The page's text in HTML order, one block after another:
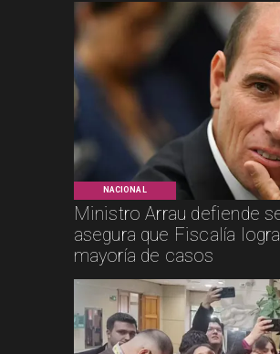
NACIONAL
Ministro Arrau defiende
asegura que Fiscalía
mayoría de casos